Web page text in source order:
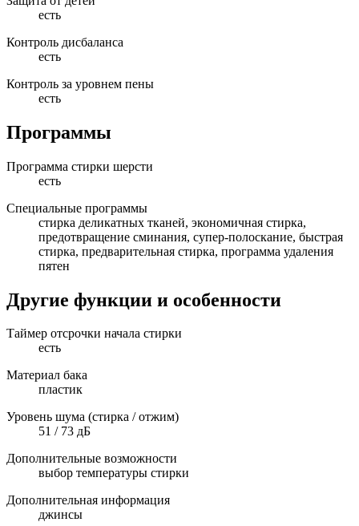
есть
Контроль дисбаланса
есть
Контроль за уровнем пены
есть
Программы
Программа стирки шерсти
есть
Специальные программы
стирка деликатных тканей, экономичная стирка,
предотвращение сминания, супер-полоскание, быстрая
стирка, предварительная стирка, программа удаления
пятен
Другие функции и особенности
Таймер отсрочки начала стирки
есть
Материал бака
пластик
Уровень шума (стирка / отжим)
51 / 73 дБ
Дополнительные возможности
выбор температуры стирки
Дополнительная информация
джинсы